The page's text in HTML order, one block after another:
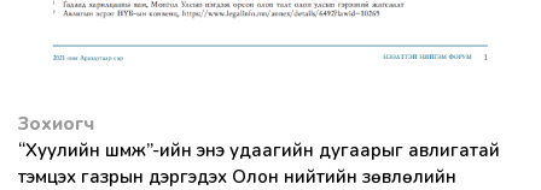
Зохиогч
“Хуулийн шүүмж”-ийн энэ удаагийн дугаарыг авлигатай
тэмцэх газрын дэргэдэх Олон нийтийн зөвлөлийн